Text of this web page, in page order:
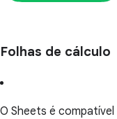
Folhas de cálculo
O Sheets é